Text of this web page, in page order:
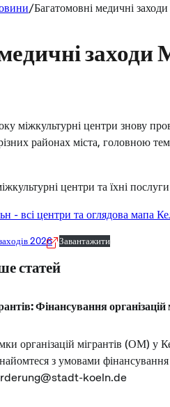
Багатомовні медичні
міжкультурні центри знову
районах міста, головною
центри та їхні
- всі центри та оглядова мапа
2026 Завантажити
статей
Фінансування організацій
організацій мігрантів (ОМ) у
з умовами
koeln.de